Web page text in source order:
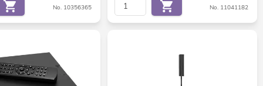
No. 10356365 No. 11041182